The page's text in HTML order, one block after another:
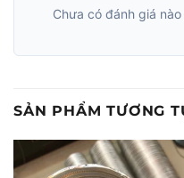
Chưa có đánh giá
SẢN PHẨM TƯƠNG